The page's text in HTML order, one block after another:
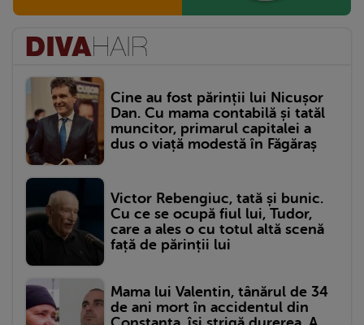
Cine au fost părinții lui Nicușor
Dan. Cu mama contabilă și tatăl
muncitor, primarul capitalei a
dus o viață modestă în Făgăraș
Victor Rebengiuc, tată și bunic.
Cu ce se ocupă fiul lui, Tudor,
care a ales o cu totul altă scenă
față de părinții lui
Mama lui Valentin, tânărul de 34
de ani mort în accidentul din